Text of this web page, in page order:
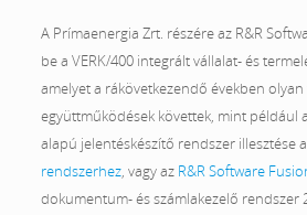
A Prímaenergia Zrt. részére az R&R
be a VERK/400 integrált vállalat- és
amelyet a rákövetkezendő években
együttműködések követtek, mint például
alapú jelentéskészítő rendszer illesztése a
rendszerhez, vagy az R&R Software
dokumentum- és számlakezelő rendszer